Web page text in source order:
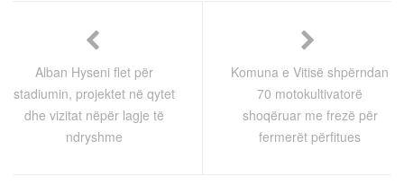
Alban Hyseni flet për
stadiumin, projektet në qytet
dhe vizitat nëpër lagje të
ndryshme
Komuna e Vitisë shpërndan
70 motokultivatorë
shoqëruar me frezë për
fermerët përfitues